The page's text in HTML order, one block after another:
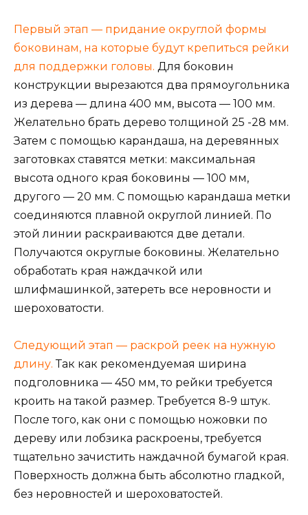
Первый этап — придание округлой формы
боковинам, на которые будут крепиться рейки
для поддержки головы. Для боковин
конструкции вырезаются два прямоугольника
из дерева — длина 400 мм, высота — 100 мм.
Желательно брать дерево толщиной 25 -28 мм.
Затем с помощью карандаша, на деревянных
заготовках ставятся метки: максимальная
высота одного края боковины — 100 мм,
другого — 20 мм. С помощью карандаша метки
соединяются плавной округлой линией. По
этой линии раскраиваются две детали.
Получаются округлые боковины. Желательно
обработать края наждачкой или
шлифмашинкой, затереть все неровности и
шероховатости.
Следующий этап — раскрой реек на нужную
длину. Так как рекомендуемая ширина
подголовника — 450 мм, то рейки требуется
кроить на такой размер. Требуется 8-9 штук.
После того, как они с помощью ножовки по
дереву или лобзика раскроены, требуется
тщательно зачистить наждачной бумагой края.
Поверхность должна быть абсолютно гладкой,
без неровностей и шероховатостей.